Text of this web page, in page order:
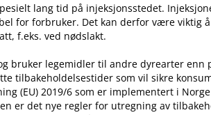
lang tid på injeksjonsstedet.
for forbruker. Det kan derfor være viktig
f.eks. ved nødslakt.
bruker legemidler til andre dyrearter enn
tilbakeholdelsestider som vil sikre
(EU) 2019/6 som er implementert i
er det nye regler for utregning av